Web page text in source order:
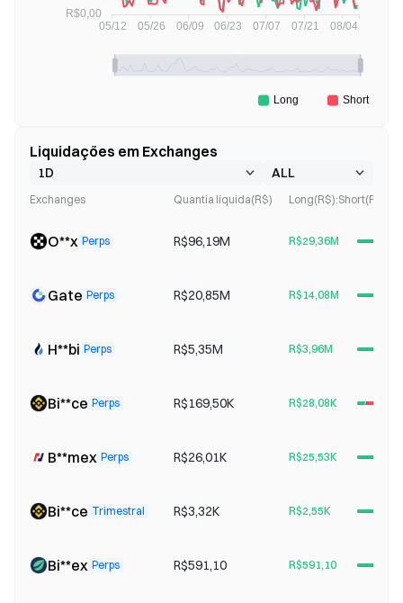
Liquidações em Exchanges
Exchanges Quantia líquida(R$) Long(R$):Short(R$)
O**x Perps R$96,19M R$29,36M
Gate Perps R$20,85M R$14,08M
H**bi Perps R$5,35M R$3,96M
Bi**ce Perps R$169,50K R$28,08K
B**mex Perps R$26,01K R$25,53K
Bi**ce Trimestral R$3,32K R$2,55K
Bi**ex Perps R$591,10 R$591,10